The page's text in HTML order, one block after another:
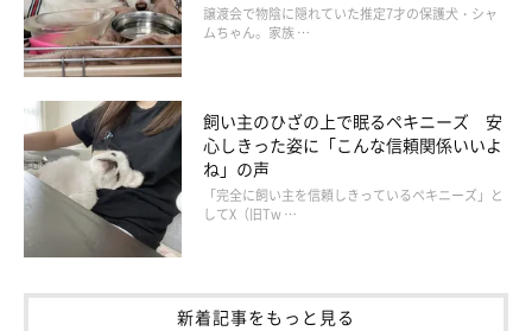
譲渡会で物陰に隠れていた推定7才の保護犬・シャ
ムちゃん。家族 …
飼い主のひざの上で眠るペキニーズ 安
心しきった姿に「こんな信頼関係いいよ
ね」の声
「完全に飼い主を信頼しきっているペキニーズ」と
してX（旧Tw …
新着記事をもっと見る